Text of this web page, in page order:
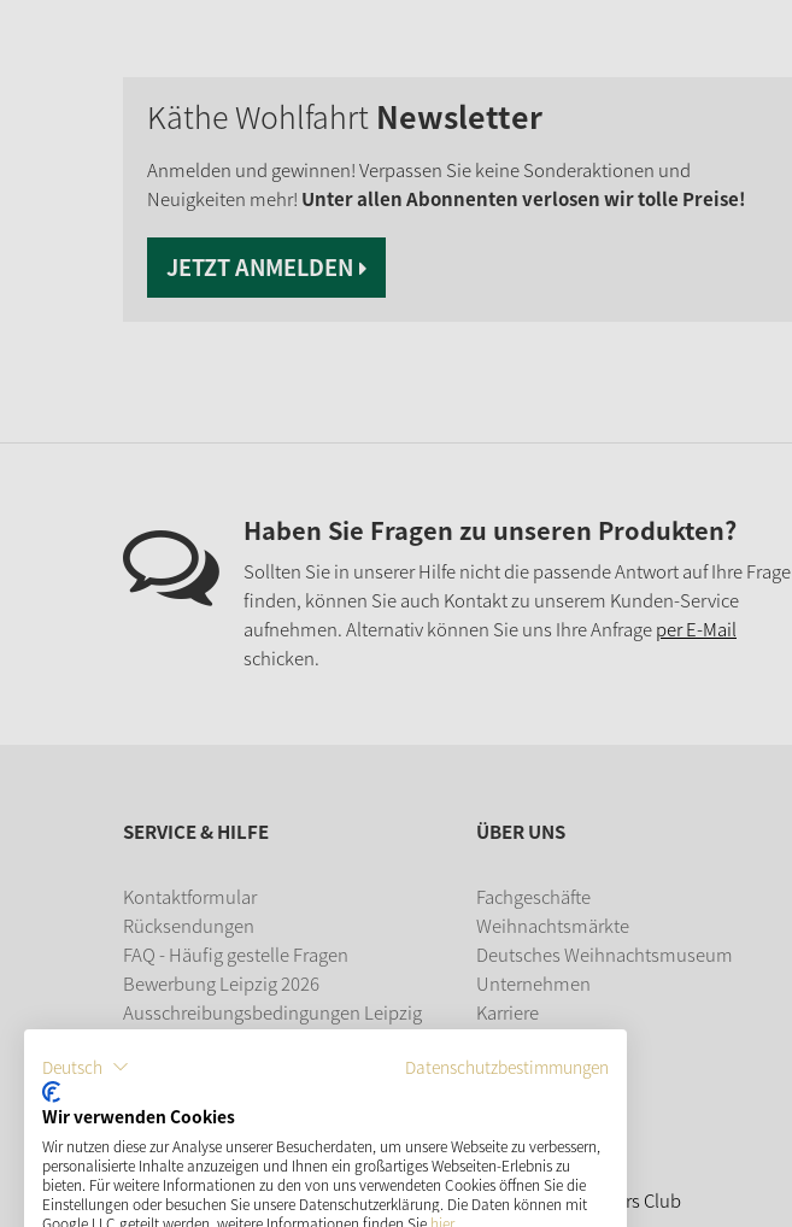
Käthe Wohlfahrt Newsletter
Anmelden und gewinnen! Verpassen Sie keine Sonderaktionen und
Neuigkeiten mehr! Unter allen Abonnenten verlosen wir tolle Preise!
JETZT ANMELDEN
Haben Sie Fragen zu unseren Produkten?
Sollten Sie in unserer Hilfe nicht die passende Antwort auf Ihre Frage
finden, können Sie auch Kontakt zu unserem Kunden-Service
aufnehmen. Alternativ können Sie uns Ihre Anfrageper E-Mail
schicken.
SERVICE & HILFE
Kontaktformular
Rücksendungen
FAQ - Häufig gestelle Fragen
Bewerbung Leipzig 2026
Ausschreibungsbedingungen Leipzig
Leipziger Weihnachtsmarkt
ÜBER UNS
Fachgeschäfte
Weihnachtsmärkte
Deutsches Weihnachtsmuseum
Unternehmen
Karriere
ZAHLUNGSMÖGLICHKEITEN
Deutsch Datenschutzbestimmungen
Wir verwenden Cookies
Wir nutzen diese zur Analyse unserer Besucherdaten, um unsere Webseite zu verbessern,
personalisierte Inhalte anzuzeigen und Ihnen ein großartiges Webseiten-Erlebnis zu
bieten. Für weitere Informationen zu den von uns verwendeten Cookies öffnen Sie die
Einstellungen oder besuchen Sie unsere Datenschutzerklärung. Die Daten können mit